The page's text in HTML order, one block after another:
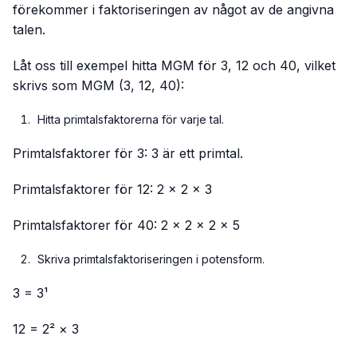
förekommer i faktoriseringen av något av de angivna
talen.
Låt oss till exempel hitta MGM för 3, 12 och 40, vilket
skrivs som MGM (3, 12, 40):
Hitta primtalsfaktorerna för varje tal.
Primtalsfaktorer för 3: 3 är ett primtal.
Primtalsfaktorer för 12: 2 × 2 × 3
Primtalsfaktorer för 40: 2 × 2 × 2 × 5
Skriva primtalsfaktoriseringen i potensform.
3 = 3¹
12 = 2² × 3